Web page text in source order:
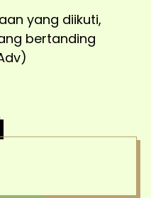
yang diikuti,
bertanding